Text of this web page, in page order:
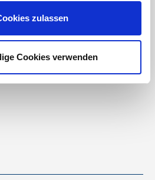
zulassen
Cookies verwenden